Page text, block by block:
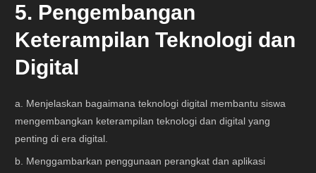
5. Pengembangan
Keterampilan Teknologi dan
Digital
a. Menjelaskan bagaimana teknologi digital membantu siswa
mengembangkan keterampilan teknologi dan digital yang
penting di era digital.
b. Menggambarkan penggunaan perangkat dan aplikasi